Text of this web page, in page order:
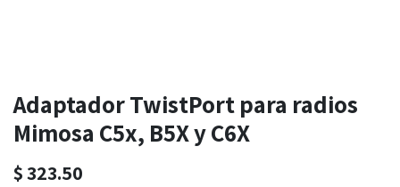
Adaptador TwistPort para radios
Mimosa C5x, B5X y C6X
$323.50